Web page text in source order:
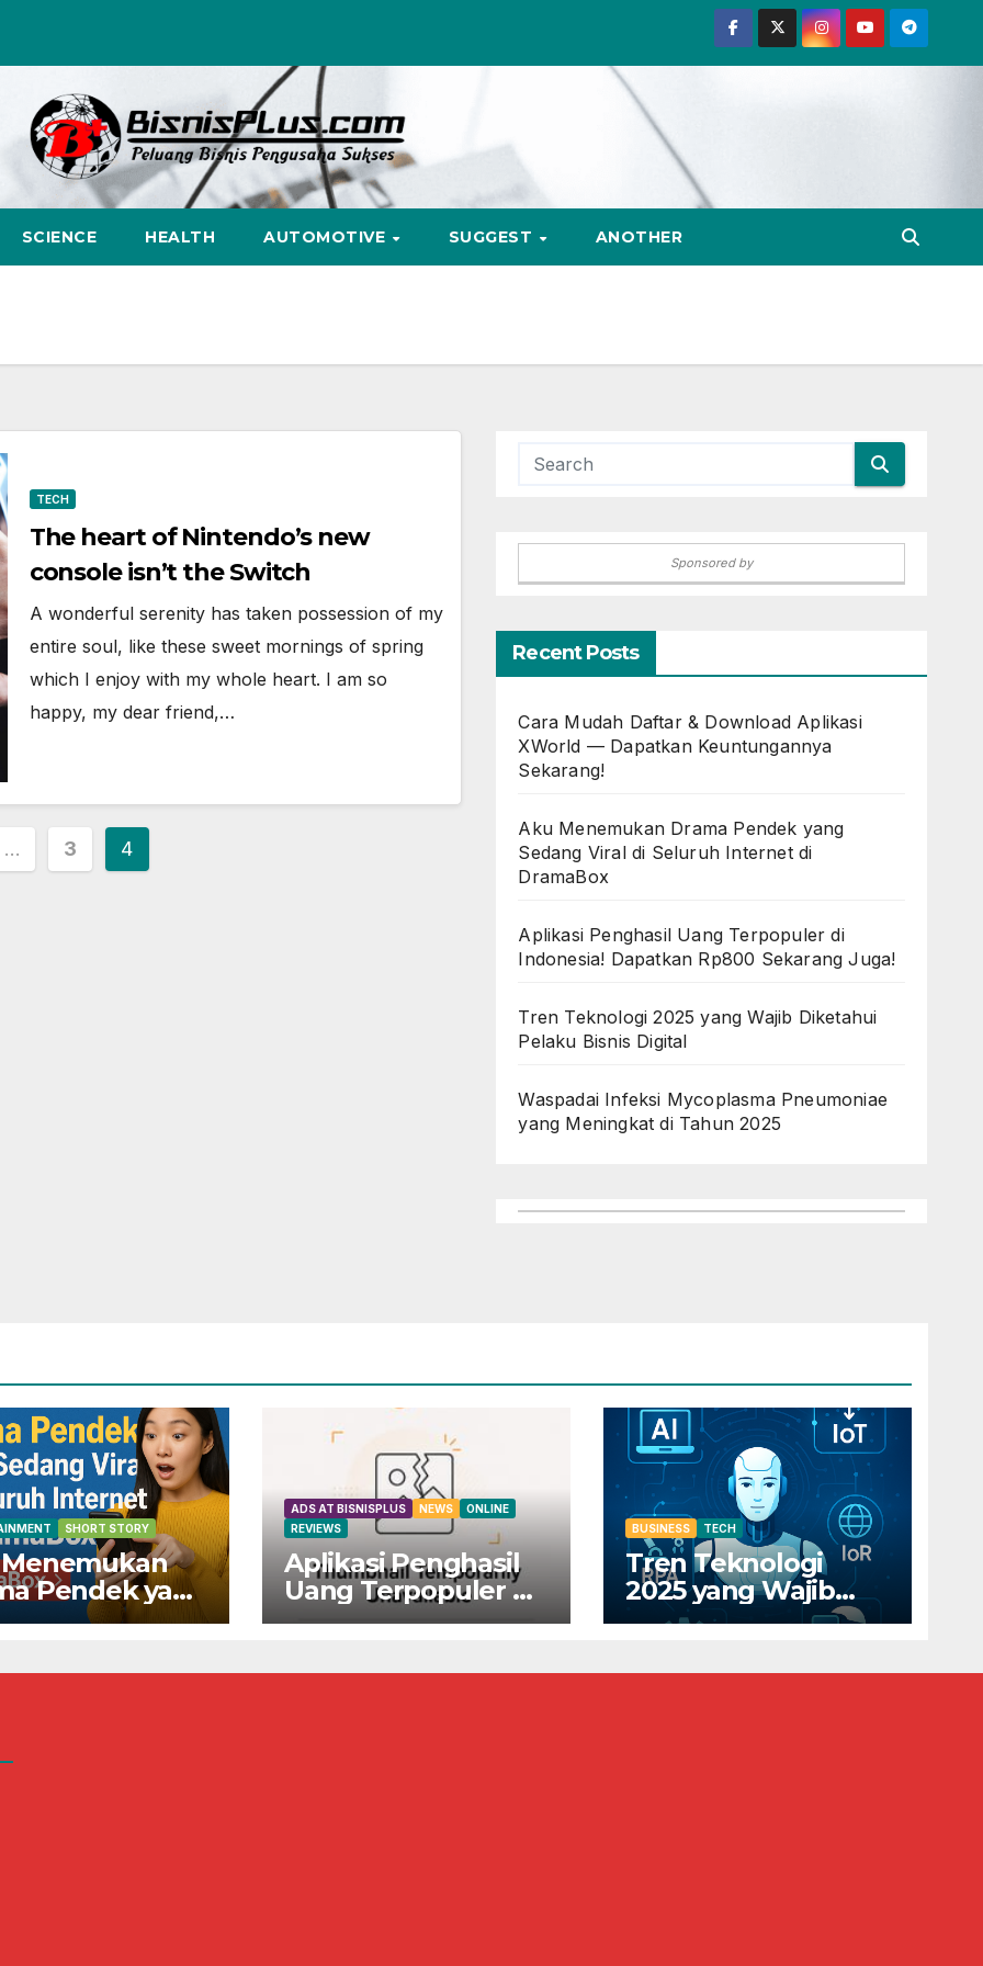
SCIENCE HEALTH AUTOMOTIVE SUGGEST ANOTHER
TECH
The heart of Nintendo’s new
console isn’t the Switch
A wonderful serenity has taken possession of my
entire soul, like these sweet mornings of spring
which I enjoy with my whole heart. I am so
happy, my dear friend,…
… 3 4
Sponsored by
Recent Posts
Cara Mudah Daftar & Download Aplikasi
XWorld — Dapatkan Keuntungannya
Sekarang!
Aku Menemukan Drama Pendek yang
Sedang Viral di Seluruh Internet di
DramaBox
Aplikasi Penghasil Uang Terpopuler di
Indonesia! Dapatkan Rp800 Sekarang Juga!
Tren Teknologi 2025 yang Wajib Diketahui
Pelaku Bisnis Digital
Waspadai Infeksi Mycoplasma Pneumoniae
yang Meningkat di Tahun 2025
SHORT STORY
Pendek yang
Viral di
ADS AT BISNISPLUS NEWS
ONLINE
REVIEWS
Aplikasi Penghasil
Uang Terpopuler di
Indonesia!
Sekarang Juga!
BUSINESS TECH
Tren Teknologi
2025 yang Wajib
Diketahui Pelaku